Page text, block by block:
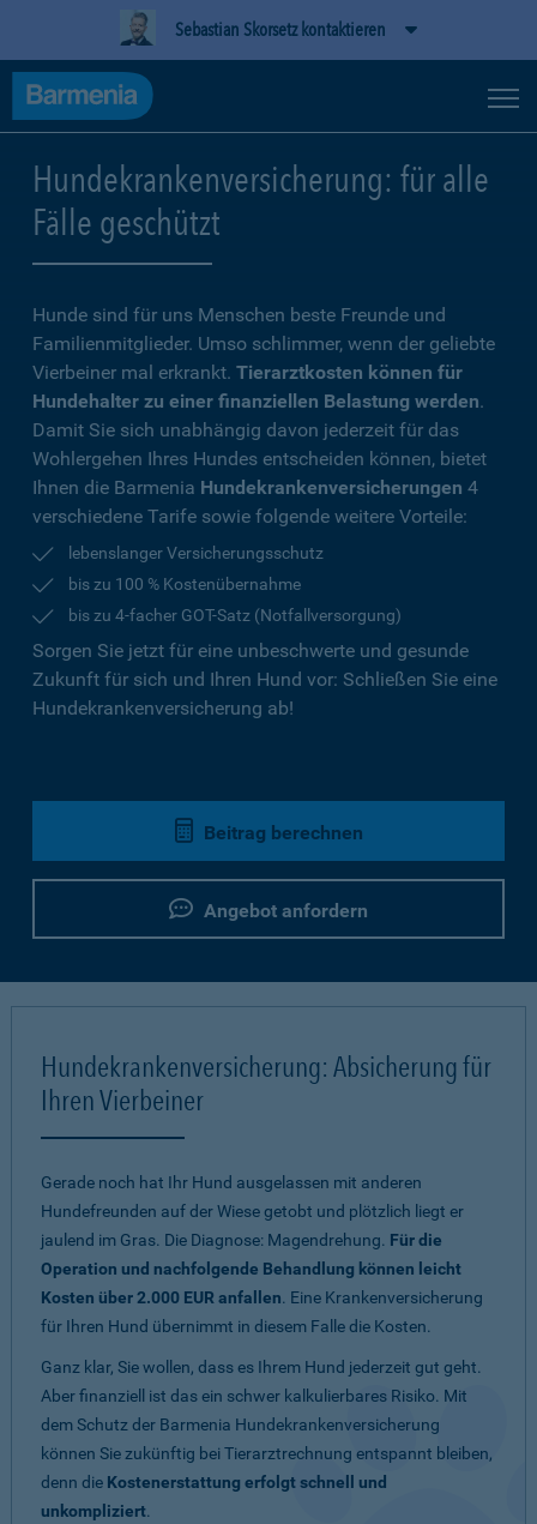
Sebastian Skorsetz kontaktieren
Hundekrankenversicherung: für alle
Fälle geschützt
Hunde sind für uns Menschen beste Freunde und
Familienmitglieder. Umso schlimmer, wenn der geliebte
Vierbeiner mal erkrankt. Tierarztkosten können für
Hundehalter zu einer finanziellen Belastung werden.
Damit Sie sich unabhängig davon jederzeit für das
Wohlergehen Ihres Hundes entscheiden können, bietet
Ihnen die Barmenia Hundekrankenversicherungen 4
verschiedene Tarife sowie folgende weitere Vorteile:
lebenslanger Versicherungsschutz
bis zu 100 % Kostenübernahme
bis zu 4-facher GOT-Satz (Notfallversorgung)
Sorgen Sie jetzt für eine unbeschwerte und gesunde
Zukunft für sich und Ihren Hund vor: Schließen Sie eine
Hundekrankenversicherung ab!
Beitrag berechnen
Angebot anfordern
Hundekrankenversicherung: Absicherung für
Ihren Vierbeiner
Gerade noch hat Ihr Hund ausgelassen mit anderen
Hundefreunden auf der Wiese getobt und plötzlich liegt er
jaulend im Gras. Die Diagnose: Magendrehung. Für die
Operation und nachfolgende Behandlung können leicht
Kosten über 2.000 EUR anfallen. Eine Krankenversicherung
für Ihren Hund übernimmt in diesem Falle die Kosten.
Ganz klar, Sie wollen, dass es Ihrem Hund jederzeit gut geht.
Aber finanziell ist das ein schwer kalkulierbares Risiko. Mit
dem Schutz der Barmenia Hundekrankenversicherung
können Sie zukünftig bei Tierarztrechnung entspannt bleiben,
denn die Kostenerstattung erfolgt schnell und
unkompliziert.